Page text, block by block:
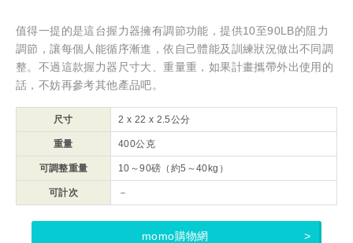
值得一提的是這台握力器擁有調節功能，提供10至90LB的阻力
調節，讓每個人能循序漸進，依自己體能及訓練狀況做出不同調
整。不過這款握力器尺寸大、重量重，如果計畫攜帶外出使用的
話，不妨再參考其他產品吧。
尺寸 2 x 22 x 2.5公分
重量 400公克
可調整重量 10～90磅（約5～40kg）
可計次 －
momo購物網